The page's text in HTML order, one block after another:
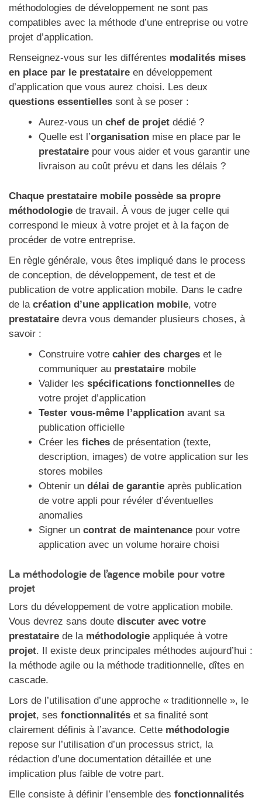
méthodologies de développement ne sont pas
compatibles avec la méthode d’une entreprise ou votre
projet d’application.
Renseignez-vous sur les différentes modalités mises
en place par le prestataire en développement
d’application que vous aurez choisi. Les deux
questions essentielles sont à se poser :
Aurez-vous un chef de projet dédié ?
Quelle est l’organisation mise en place par le
prestataire pour vous aider et vous garantir une
livraison au coût prévu et dans les délais ?
Chaque prestataire mobile possède sa propre
méthodologie de travail. À vous de juger celle qui
correspond le mieux à votre projet et à la façon de
procéder de votre entreprise.
En règle générale, vous êtes impliqué dans le process
de conception, de développement, de test et de
publication de votre application mobile. Dans le cadre
de la création d’une application mobile, votre
prestataire devra vous demander plusieurs choses, à
savoir :
Construire votre cahier des charges et le
communiquer au prestataire mobile
Valider les spécifications fonctionnelles de
votre projet d’application
Tester vous-même l’application avant sa
publication officielle
Créer les fiches de présentation (texte,
description, images) de votre application sur les
stores mobiles
Obtenir un délai de garantie après publication
de votre appli pour révéler d’éventuelles
anomalies
Signer un contrat de maintenance pour votre
application avec un volume horaire choisi
La méthodologie de l’agence mobile pour votre
projet
Lors du développement de votre application mobile.
Vous devrez sans doute discuter avec votre
prestataire de la méthodologie appliquée à votre
projet. Il existe deux principales méthodes aujourd’hui :
la méthode agile ou la méthode traditionnelle, dîtes en
cascade.
Lors de l’utilisation d’une approche « traditionnelle », le
projet, ses fonctionnalités et sa finalité sont
clairement définis à l’avance. Cette méthodologie
repose sur l’utilisation d’un processus strict, la
rédaction d’une documentation détaillée et une
implication plus faible de votre part.
Elle consiste à définir l’ensemble des fonctionnalités